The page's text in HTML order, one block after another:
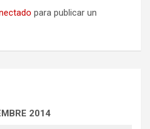
para publicar un
2014